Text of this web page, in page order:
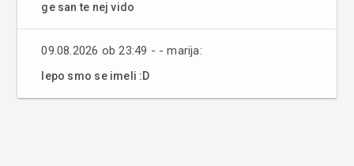
ge san te nej vido
09.08.2026 ob 23:49 - - marija:
lepo smo se imeli :D